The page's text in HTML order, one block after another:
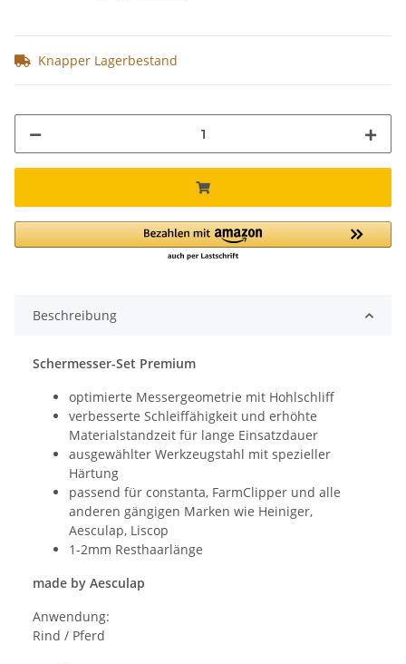
Knapper Lagerbestand
Beschreibung
Schermesser-Set Premium
optimierte Messergeometrie mit Hohlschliff
verbesserte Schleiffähigkeit und erhöhte
Materialstandzeit für lange Einsatzdauer
ausgewählter Werkzeugstahl mit spezieller
Härtung
passend für constanta, FarmClipper und alle
anderen gängigen Marken wie Heiniger,
Aesculap, Liscop
1-2mm Resthaarlänge
made by Aesculap
Anwendung:
Rind / Pferd